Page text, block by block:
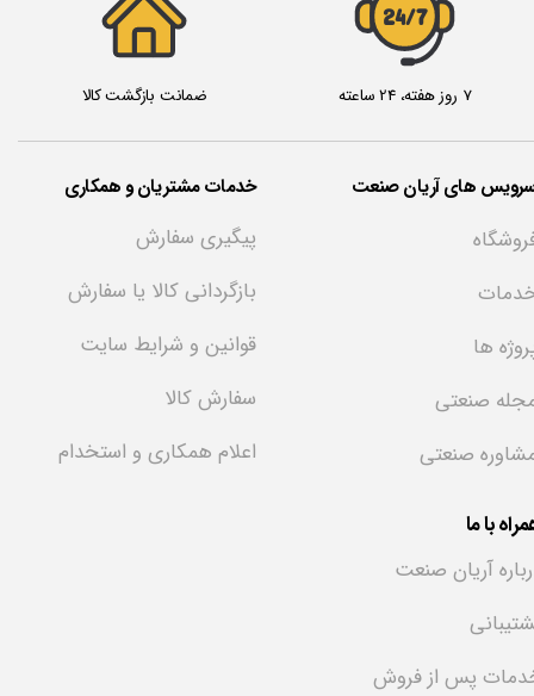
7 روز هفته، 24 ساعته ضمانت بازگشت کالا
های آریان صنعت خدمات مشتریان و همکاری
با ما
ها
صنعتی
صنعتی
پیگیری سفارش
بازگردانی کالا یا سفارش
قوانین و شرایط سایت
سفارش کالا
اعلام همکاری و استخدام
آریان صنعت
پس از فروش
24/7